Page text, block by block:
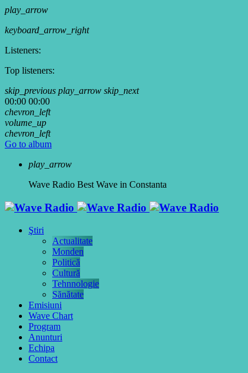
play_arrow
keyboard_arrow_right
Listeners:
Top listeners:
skip_previous play_arrow skip_next
00:00 00:00
chevron_left
volume_up
chevron_left
Go to album
play_arrow
Wave Radio Best Wave in Constanta
Ştiri
Actualitate
Monden
Politică
Cultură
Tehnnologie
Sănătate
Emisiuni
Wave Chart
Program
Anunturi
Echipa
Contact